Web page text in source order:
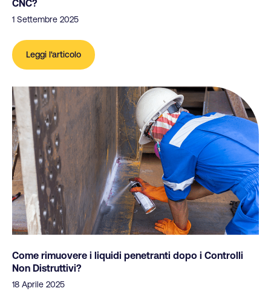
CNC?
1 Settembre 2025
Leggi l'articolo
Come rimuovere i liquidi penetranti dopo i Controlli
Non Distruttivi?
18 Aprile 2025